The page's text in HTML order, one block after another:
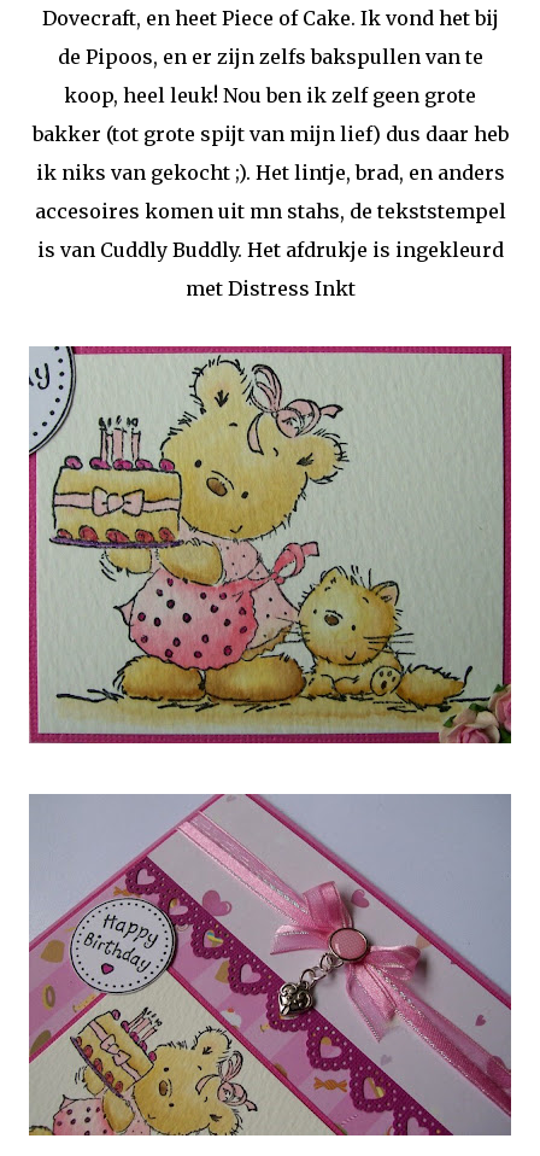
Dovecraft, en heet Piece of Cake. Ik vond het bij
de Pipoos, en er zijn zelfs bakspullen van te
koop, heel leuk! Nou ben ik zelf geen grote
bakker (tot grote spijt van mijn lief) dus daar heb
ik niks van gekocht ;). Het lintje, brad, en anders
accesoires komen uit mn stahs, de tekststempel
is van Cuddly Buddly. Het afdrukje is ingekleurd
met Distress Inkt